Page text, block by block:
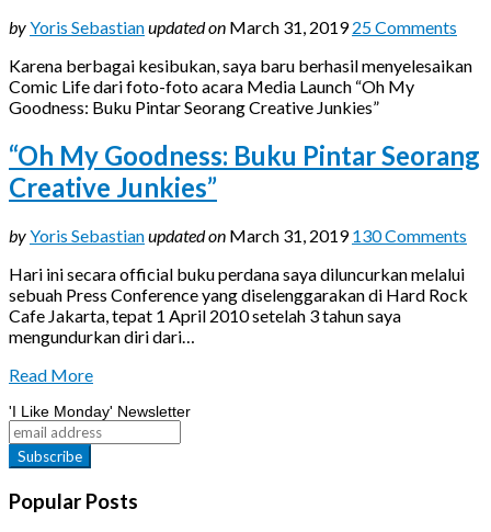
byYoris Sebastianupdated on March 31, 2019 25 Comments
Karena berbagai kesibukan, saya baru berhasil menyelesaikan
Comic Life dari foto-foto acara Media Launch “Oh My
Goodness: Buku Pintar Seorang Creative Junkies”
“Oh My Goodness: Buku Pintar Seorang
Creative Junkies”
byYoris Sebastianupdated on March 31, 2019 130 Comments
Hari ini secara official buku perdana saya diluncurkan melalui
sebuah Press Conference yang diselenggarakan di Hard Rock
Cafe Jakarta, tepat 1 April 2010 setelah 3 tahun saya
mengundurkan diri dari…
Read More
'I Like Monday' Newsletter
Popular Posts